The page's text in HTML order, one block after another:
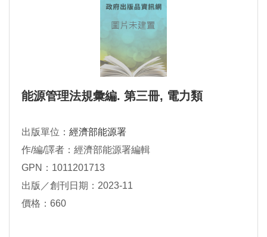
能源管理法規彙編. 第三冊, 電力類
出版單位： 經濟部能源署
作/編/譯者：經濟部能源署編輯
GPN：1011201713
出版／創刊日期：2023-11
價格：660